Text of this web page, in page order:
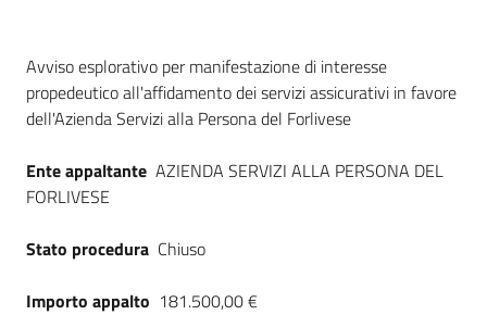
Dati del bando
Avviso esplorativo per manifestazione di interesse
propedeutico all'affidamento dei servizi assicurativi in favore
dell'Azienda Servizi alla Persona del Forlivese
Ente appaltante AZIENDA SERVIZI ALLA PERSONA DEL
FORLIVESE
Stato procedura Chiuso
Importo appalto 181.500,00 €